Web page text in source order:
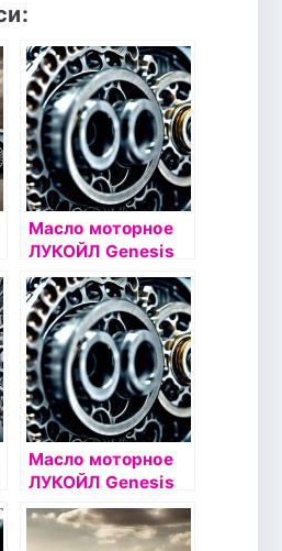
Масло моторное
ЛУКОЙЛ Genesis
ADVANCED 10W40
1л
Масло моторное
ЛУКОЙЛ Genesis
CLARITECH 5W30
4л